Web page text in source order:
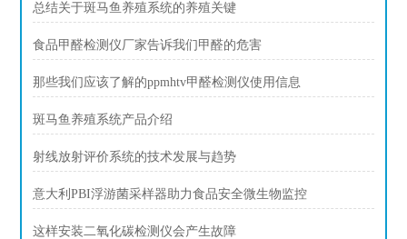
总结关于斑马鱼养殖系统的养殖关键
食品甲醛检测仪厂家告诉我们甲醛的危害
那些我们应该了解的ppmhtv甲醛检测仪使用信息
斑马鱼养殖系统产品介绍
射线放射评价系统的技术发展与趋势
意大利PBI浮游菌采样器助力食品安全微生物监控
这样安装二氧化碳检测仪会产生故障